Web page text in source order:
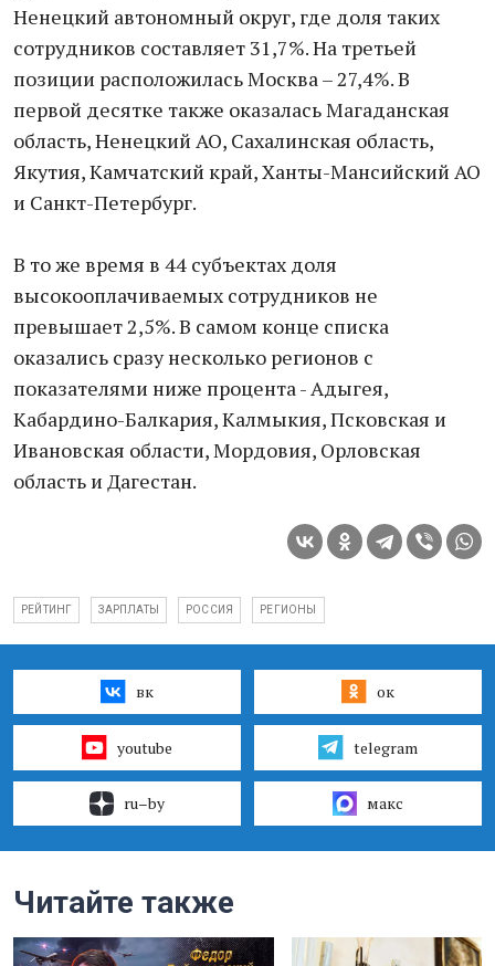
Ненецкий автономный округ, где доля таких
сотрудников составляет 31,7%. На третьей
позиции расположилась Москва – 27,4%. В
первой десятке также оказалась Магаданская
область, Ненецкий АО, Сахалинская область,
Якутия, Камчатский край, Ханты-Мансийский АО
и Санкт-Петербург.
В то же время в 44 субъектах доля
высокооплачиваемых сотрудников не
превышает 2,5%. В самом конце списка
оказались сразу несколько регионов с
показателями ниже процента - Адыгея,
Кабардино-Балкария, Калмыкия, Псковская и
Ивановская области, Мордовия, Орловская
область и Дагестан.
РЕЙТИНГ ЗАРПЛАТЫ РОССИЯ РЕГИОНЫ
вк ок
youtube telegram
ru–by макс
Читайте также